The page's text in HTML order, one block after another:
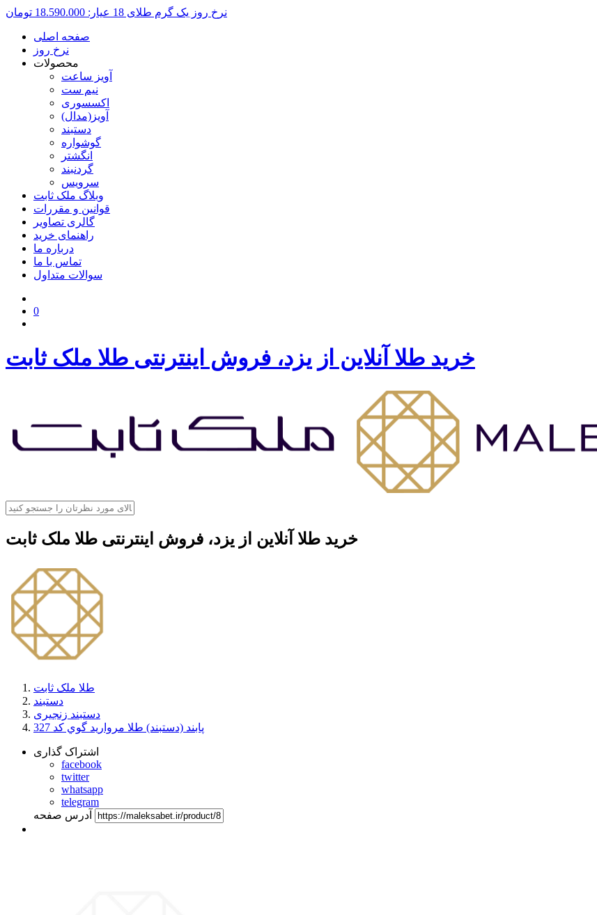
نرخ روز یک گرم طلای 18 عیار: 18.590.000 تومان
صفحه اصلی
نرخ روز
محصولات
آویز ساعت
نیم ست
اکسسوری
آویز(مدال)
دستبند
گوشواره
انگشتر
گردنبند
سرویس
وبلاگ ملک ثابت
قوانین و مقررات
گالری تصاویر
راهنمای خرید
درباره ما
تماس با ما
سوالات متداول
0
خرید طلا آنلاین از یزد، فروش اینترنتی طلا ملک ثابت
خرید طلا آنلاین از یزد، فروش اینترنتی طلا ملک ثابت
طلا ملک ثابت
دستبند
دستبند زنجیری
پابند (دستبند) طلا مرواريد گوي کد 327
اشتراک گذاری
facebook
twitter
whatsapp
telegram
آدرس صفحه